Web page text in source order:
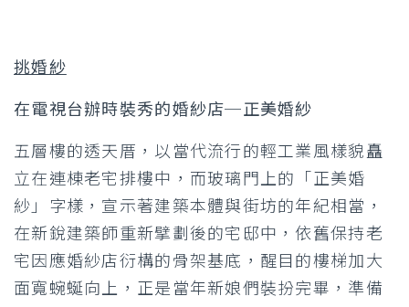
挑婚紗
在電視台辦時裝秀的婚紗店─正美婚紗
五層樓的透天厝，以當代流行的輕工業風樣貌矗
立在連棟老宅排樓中，而玻璃門上的「正美婚
紗」字樣，宣示著建築本體與街坊的年紀相當，
在新銳建築師重新擘劃後的宅邸中，依舊保持老
宅因應婚紗店衍構的骨架基底，醒目的樓梯加大
面寬蜿蜒向上，正是當年新娘們裝扮完畢，準備